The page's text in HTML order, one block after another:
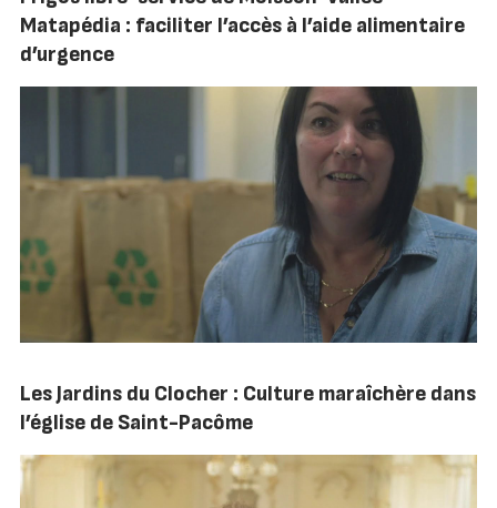
Matapédia : faciliter l’accès à l’aide alimentaire
d’urgence
Les Jardins du Clocher : Culture maraîchère dans
l’église de Saint-Pacôme